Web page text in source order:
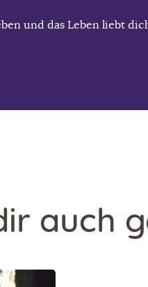
und das Leben liebt
auch